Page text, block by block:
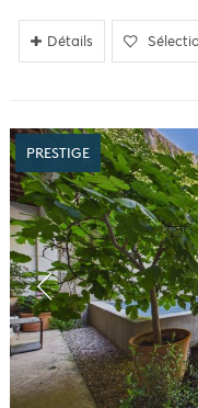
Détails
PRESTIGE